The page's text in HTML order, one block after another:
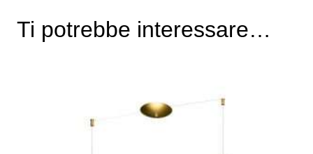
Ti potrebbe interessare…